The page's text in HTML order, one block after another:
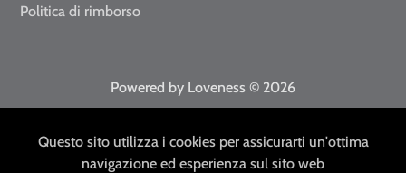
Politica di rimborso
Powered by Loveness © 2026
Questo sito utilizza i cookies per assicurarti un'ottima
navigazione ed esperienza sul sito web